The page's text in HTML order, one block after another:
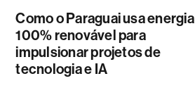
Como o Paraguai usa energia
100% renovável para
impulsionar projetos de
tecnologia e IA